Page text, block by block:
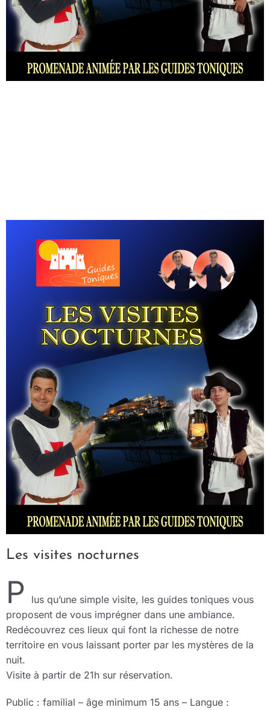
Les visites nocturnes
P
lus qu’une simple visite, les guides toniques vous
proposent de vous imprégner dans une ambiance.
Redécouvrez ces lieux qui font la richesse de notre
territoire en vous laissant porter par les mystères de la
nuit.
Visite à partir de 21h sur réservation.
Public : familial – âge minimum 15 ans – Langue :